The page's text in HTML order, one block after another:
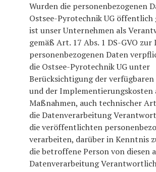
Wurden die personenbezogenen
Ostsee-Pyrotechnik UG öffentlich
ist unser Unternehmen als
gemäß Art. 17 Abs. 1 DS-GVO zur
personenbezogenen Daten
die Ostsee-Pyrotechnik UG unter
Berücksichtigung der
und der Implementierungskosten
Maßnahmen, auch technischer
die Datenverarbeitung
die veröffentlichten
verarbeiten, darüber in Kenntnis
die betroffene Person von diesen
Datenverarbeitung